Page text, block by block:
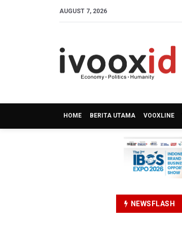
AUGUST 7, 2026
HOME BERITA UTAMA VOOXLINE
NEWSFLASH